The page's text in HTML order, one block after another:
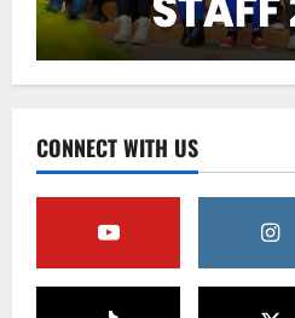
CONNECT WITH US